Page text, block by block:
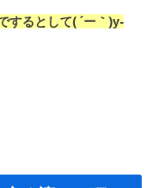
するとして( ´ー｀)y-